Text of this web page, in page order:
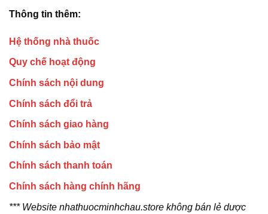
Thông tin thêm:
Hệ thống nhà thuốc
Quy chế hoạt động
Chính sách nội dung
Chính sách đổi trả
Chính sách giao hàng
Chính sách bảo mật
Chính sách thanh toán
Chính sách hàng chính hãng
*** Website nhathuocminhchau.store không bán lẻ dược